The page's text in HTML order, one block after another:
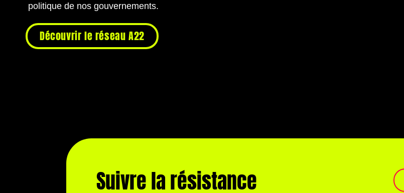
politique de nos gouvernements.
Découvrir le réseau A22
Suivre la résistance